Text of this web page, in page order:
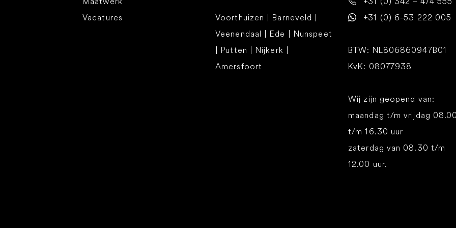
Vacatures
Voorthuizen | Barneveld |
Veenendaal | Ede | Nunspeet
| Putten | Nijkerk |
Amersfoort
+31 (0) 6-53 222 005
BTW: NL806860947B01
KvK: 08077938
Wij zijn geopend van:
maandag t/m vrijdag
t/m 16.30 uur
zaterdag van 08.30 t/m
12.00 uur.